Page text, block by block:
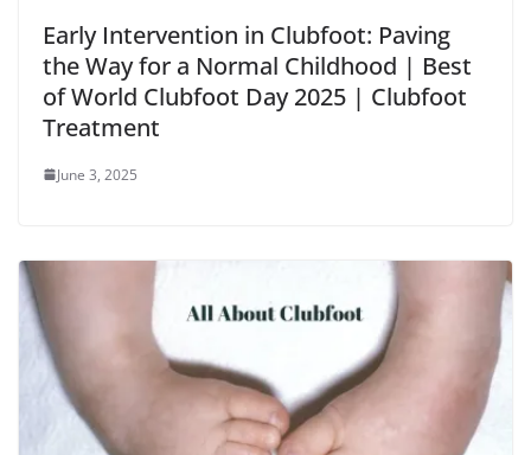
Early Intervention in Clubfoot: Paving
the Way for a Normal Childhood | Best
of World Clubfoot Day 2025 | Clubfoot
Treatment
June 3, 2025